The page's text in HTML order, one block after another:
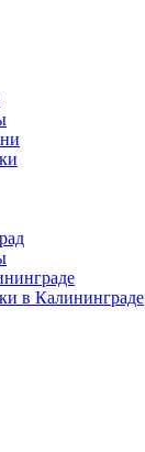
в Калининграде